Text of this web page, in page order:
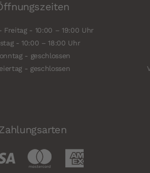
Freitag - 10:00 – 19:00 Uhr
- 10:00 – 18:00 Uhr
- geschlossen
- geschlossen